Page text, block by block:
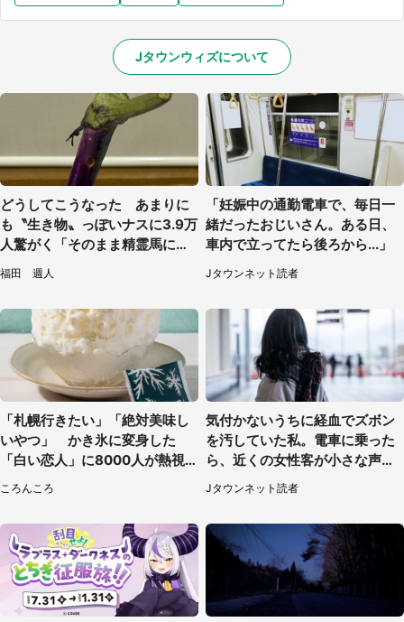
Jタウンウィズについて
どうしてこうなった あまりに
も〝生き物〟っぽいナスに3.9万
人驚がく「そのまま精霊馬に使
えそう」
福田 週人
「妊娠中の通勤電車で、毎日一
緒だったおじいさん。ある日、
車内で立ってたら後ろから...」
Jタウンネット読者
「札幌行きたい」「絶対美味し
いやつ」 かき氷に変身した
「白い恋人」に8000人が熱視
ころんころ
気付かないうちに経血でズボン
を汚していた私。電車に乗った
ら、近くの女性客が小さな声で
（千葉県・10代女性）
Jタウンネット読者